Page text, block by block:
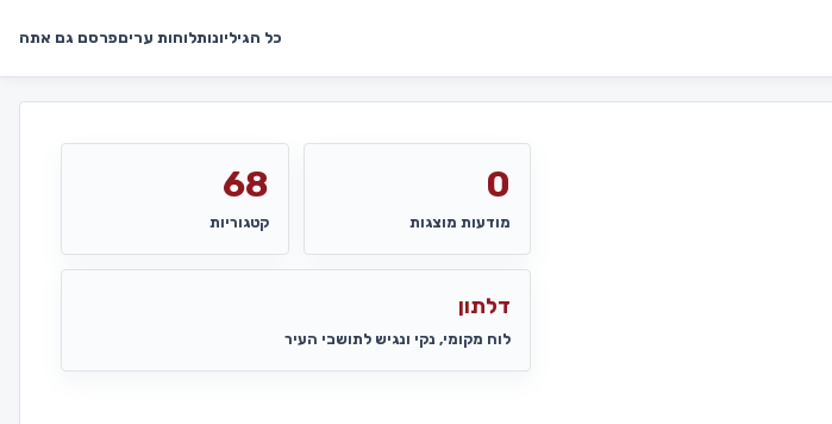
כל הגיליונותלוחות עריםפרסם גם אתה
0
מודעות מוצגות
68
קטגוריות
דלתון
לוח מקומי, נקי ונגיש לתושבי העיר